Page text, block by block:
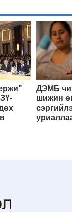
ДЭМБ
шижин